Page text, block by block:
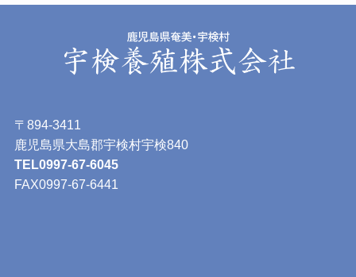
〒894-3411
鹿児島県大島郡宇検村宇検840
TEL0997-67-6045
FAX0997-67-6441